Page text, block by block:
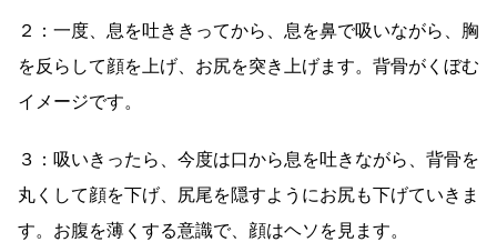
２：一度、息を吐ききってから、息を鼻で吸いながら、胸
を反らして顔を上げ、お尻を突き上げます。背骨がくぼむ
イメージです。
３：吸いきったら、今度は口から息を吐きながら、背骨を
丸くして顔を下げ、尻尾を隠すようにお尻も下げていきま
す。お腹を薄くする意識で、顔はヘソを見ます。